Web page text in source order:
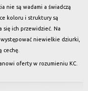
nie są wadami a świadczą
koloru i struktury są
się ich przewidzieć. Na
niewielkie dziurki,
cechę.
oferty w rozumieniu KC.